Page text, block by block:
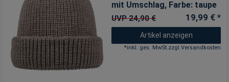
mit Umschlag, Farbe: taupe
UVP 24,90 € 19,99 € *
Artikel anzeigen
*inkl. ges. MwSt.zzgl.Versandkosten